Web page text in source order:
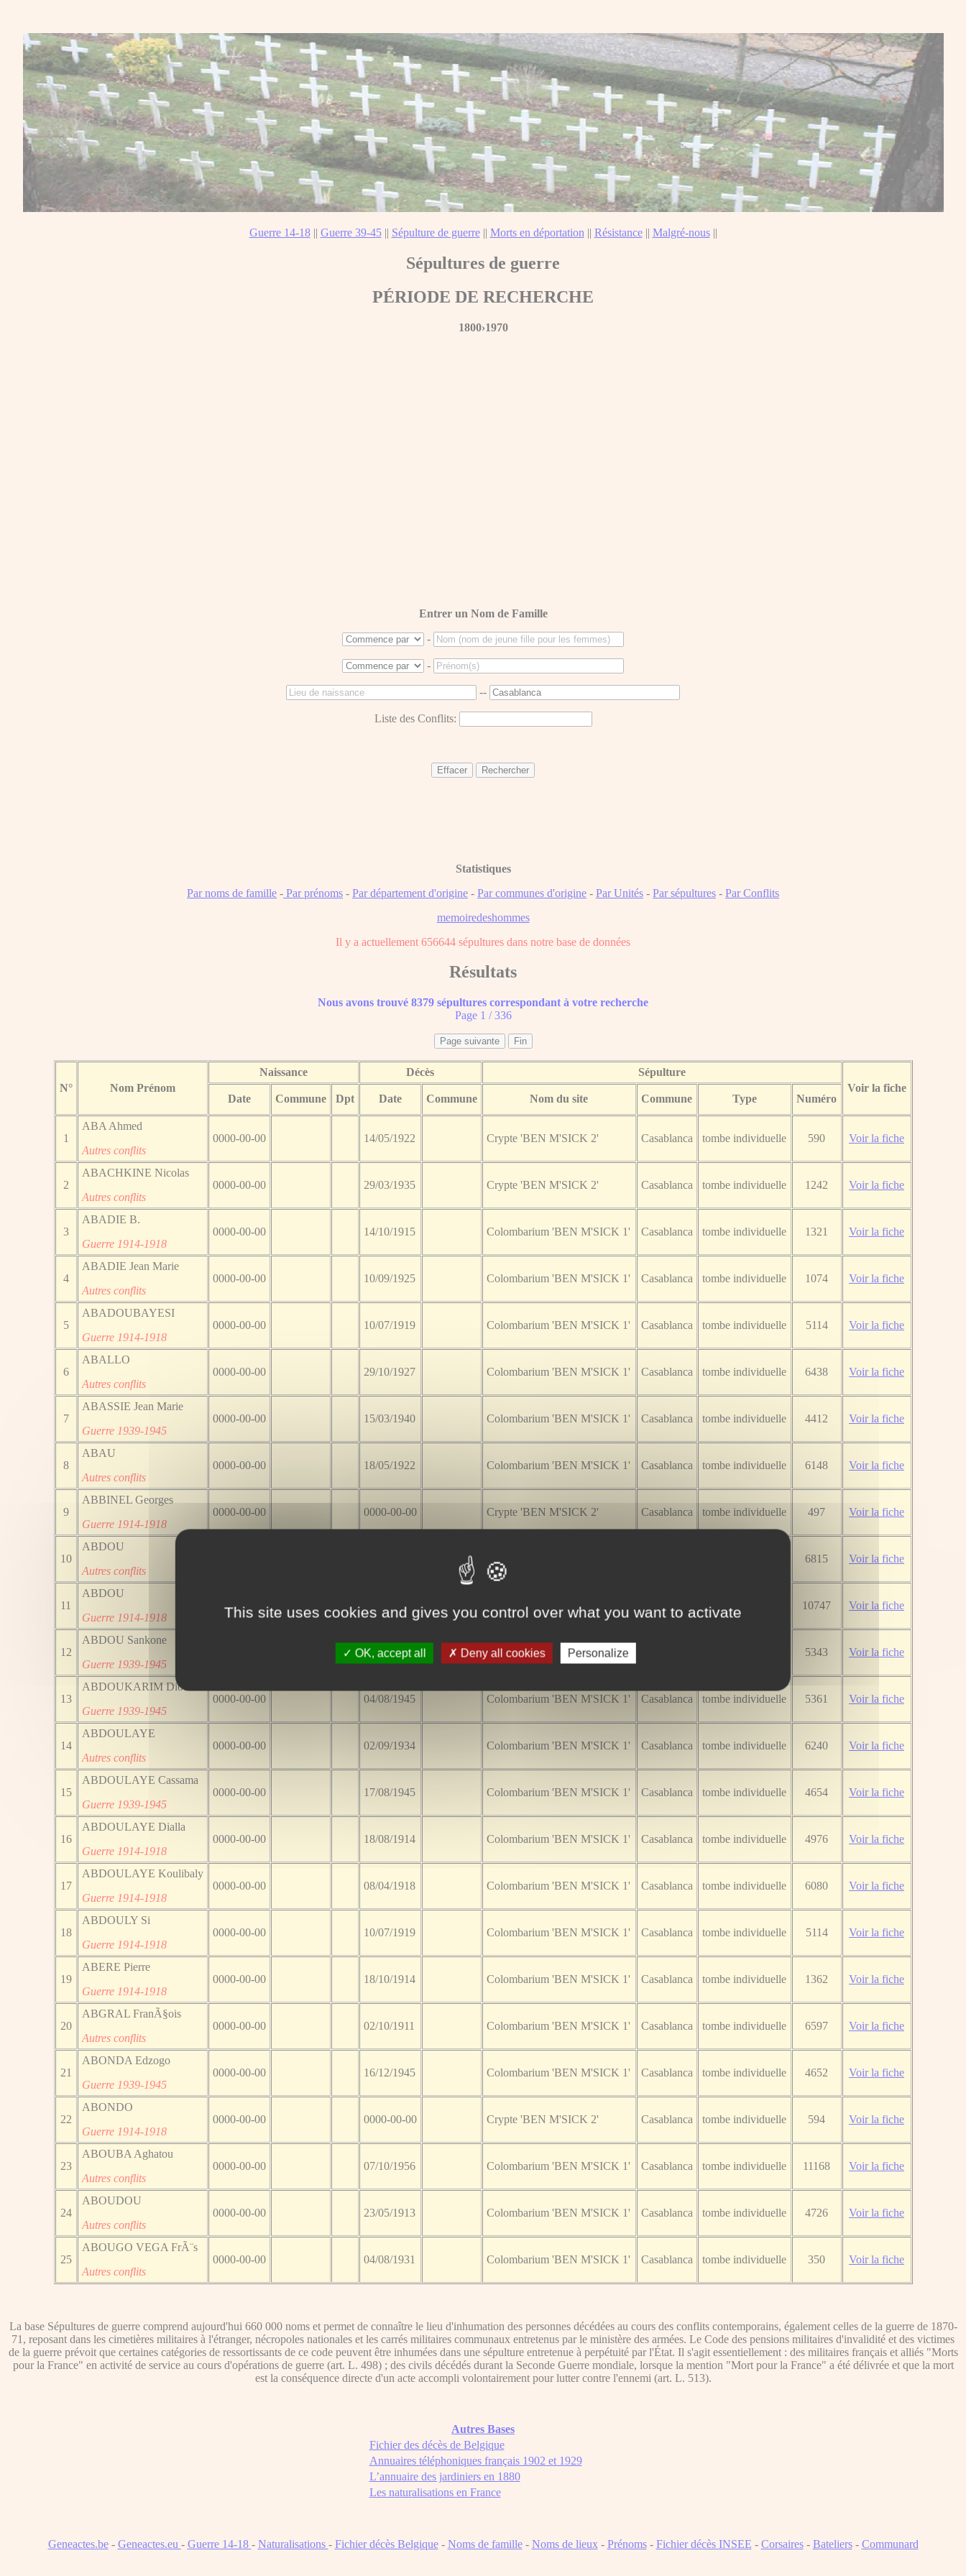
Guerre 14-18|| Guerre 39-45|| Sépulture de guerre|| Morts en déportation || Résistance|| Malgré-nous||
Sépultures de guerre
PÉRIODE DE RECHERCHE
1800›1970
Entrer un Nom de Famille
-
-
--
Liste des Conflits:
Statistiques
Par noms de famille - Par prénoms - Par département d'origine - Par communes d'origine - Par Unités - Par sépultures - Par Conflits
memoiredeshommes
Il y a actuellement 656644 sépultures dans notre base de données
Résultats
Nous avons trouvé 8379 sépultures correspondant à votre recherche
Page 1 / 336
N° Nom Prénom
Naissance Décès
Sépulture
Voir la fiche
Date
Commune Dpt Date Commune Nom du site Commune Type Numéro
1
ABA Ahmed
Autres conflits
0000-00-00 14/05/1922 Crypte 'BEN M'SICK 2' Casablanca tombe individuelle 590 Voir la fiche
2
ABACHKINE Nicolas
Autres conflits
0000-00-00 29/03/1935 Crypte 'BEN M'SICK 2' Casablanca tombe individuelle 1242 Voir la fiche
3
ABADIE B.
Guerre 1914-1918
0000-00-00 14/10/1915 Colombarium 'BEN M'SICK 1' Casablanca tombe individuelle 1321 Voir la fiche
4
ABADIE Jean Marie
Autres conflits
0000-00-00 10/09/1925 Colombarium 'BEN M'SICK 1' Casablanca tombe individuelle 1074 Voir la fiche
5
ABADOUBAYESI
Guerre 1914-1918
0000-00-00 10/07/1919 Colombarium 'BEN M'SICK 1' Casablanca tombe individuelle 5114 Voir la fiche
6
ABALLO
Autres conflits
0000-00-00 29/10/1927 Colombarium 'BEN M'SICK 1' Casablanca tombe individuelle 6438 Voir la fiche
7
ABASSIE Jean Marie
Guerre 1939-1945
0000-00-00 15/03/1940 Colombarium 'BEN M'SICK 1' Casablanca tombe individuelle 4412 Voir la fiche
8
ABAU
Autres conflits
0000-00-00 18/05/1922 Colombarium 'BEN M'SICK 1' Casablanca tombe individuelle 6148 Voir la fiche
9
ABBINEL Georges
Guerre 1914-1918
0000-00-00 0000-00-00 Crypte 'BEN M'SICK 2' Casablanca tombe individuelle 497 Voir la fiche
10
ABDOU
Autres conflits
Colombarium 'BEN M'SICK 1' 6815 Voir la fiche
11
ABDOU
Guerre 1914-1918
0000-00-00 13/10/1917 Colombarium 'BEN M'SICK 1' Casablanca tombe individuelle 10747 Voir la fiche
12
ABDOU Sankone
Guerre 1939-1945
12/05/1945 Colombarium 'BEN M'SICK 1' 5343 Voir la fiche
13
ABDOUKARIM Diouf
Guerre 1939-1945
0000-00-00 04/08/1945 Colombarium 'BEN M'SICK 1' Casablanca tombe individuelle 5361 Voir la fiche
14
ABDOULAYE
Autres conflits
0000-00-00 02/09/1934 Colombarium 'BEN M'SICK 1' Casablanca tombe individuelle 6240 Voir la fiche
15
ABDOULAYE Cassama
Guerre 1939-1945
0000-00-00 17/08/1945 Colombarium 'BEN M'SICK 1' Casablanca tombe individuelle 4654 Voir la fiche
16
ABDOULAYE Dialla
Guerre 1914-1918
0000-00-00 18/08/1914 Colombarium 'BEN M'SICK 1' Casablanca tombe individuelle 4976 Voir la fiche
17
ABDOULAYE Koulibaly
Guerre 1914-1918
0000-00-00 08/04/1918 Colombarium 'BEN M'SICK 1' Casablanca tombe individuelle 6080 Voir la fiche
18
ABDOULY Si
Guerre 1914-1918
0000-00-00 10/07/1919 Colombarium 'BEN M'SICK 1' Casablanca tombe individuelle 5114 Voir la fiche
19
ABERE Pierre
Guerre 1914-1918
0000-00-00 18/10/1914 Colombarium 'BEN M'SICK 1' Casablanca tombe individuelle 1362 Voir la fiche
20
ABGRAL FranÃ§ois
Autres conflits
0000-00-00 02/10/1911 Colombarium 'BEN M'SICK 1' Casablanca tombe individuelle 6597 Voir la fiche
21
ABONDA Edzogo
Guerre 1939-1945
0000-00-00 16/12/1945 Colombarium 'BEN M'SICK 1' Casablanca tombe individuelle 4652 Voir la fiche
22
ABONDO
Guerre 1914-1918
0000-00-00 0000-00-00 Crypte 'BEN M'SICK 2' Casablanca tombe individuelle 594 Voir la fiche
23
ABOUBA Aghatou
Autres conflits
0000-00-00 07/10/1956 Colombarium 'BEN M'SICK 1' Casablanca tombe individuelle 11168 Voir la fiche
24
ABOUDOU
Autres conflits
0000-00-00 23/05/1913 Colombarium 'BEN M'SICK 1' Casablanca tombe individuelle 4726 Voir la fiche
25
ABOUGO VEGA FrÃ¨s
Autres conflits
0000-00-00 04/08/1931 Colombarium 'BEN M'SICK 1' Casablanca tombe individuelle 350 Voir la fiche
La base Sépultures de guerre comprend aujourd'hui 660 000 noms et permet de connaître le lieu d'inhumation des personnes décédées au cours des conflits contemporains, également celles de la guerre de 1870-
71, reposant dans les cimetières militaires à l'étranger, nécropoles nationales et les carrés militaires communaux entretenus par le ministère des armées. Le Code des pensions militaires d'invalidité et des victimes
de la guerre prévoit que certaines catégories de ressortissants de ce code peuvent être inhumées dans une sépulture entretenue à perpétuité par l'État. Il s'agit essentiellement : des militaires français et alliés "Morts
pour la France" en activité de service au cours d'opérations de guerre (art. L. 498) ; des civils décédés durant la Seconde Guerre mondiale, lorsque la mention "Mort pour la France" a été délivrée et que la mort
est la conséquence directe d'un acte accompli volontairement pour lutter contre l'ennemi (art. L. 513).
Autres Bases
Fichier des décès de Belgique
Annuaires téléphoniques français 1902 et 1929
L’annuaire des jardiniers en 1880
Les naturalisations en France
Geneactes.be- Geneactes.eu - Guerre 14-18 - Naturalisations - Fichier décès Belgique- Noms de famille- Noms de lieux - Prénoms- Fichier décès INSEE - Corsaires- Bateliers- Communard
This site uses cookies and gives you control over what you want to activate
OK, accept all Deny all cookies Personalize